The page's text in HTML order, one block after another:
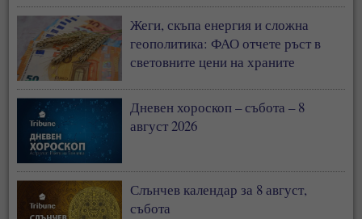
Жеги, скъпа енергия и сложна
геополитика: ФАО отчете ръст в
световните цени на храните
Дневен хороскоп – събота – 8
август 2026
Слънчев календар за 8 август,
събота